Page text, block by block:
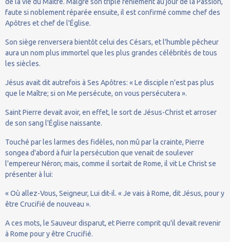
faute si noblement réparée ensuite, il est confirmé comme chef des
Apôtres et chef de l'Église.
Son siège renversera bientôt celui des Césars, et l'humble pêcheur
aura un nom plus immortel que les plus grandes célébrités de tous
les siècles.
Jésus avait dit autrefois à Ses Apôtres: « Le disciple n'est pas plus
que le Maître; si on Me persécute, on vous persécutera ».
Saint Pierre devait avoir, en effet, le sort de Jésus-Christ et arroser
de son sang l'Église naissante.
Touché par les larmes des fidèles, non mû par la crainte, Pierre
songea d'abord à fuir la persécution que venait de soulever
l'empereur Néron; mais, comme il sortait de Rome, il vit Le Christ se
présenter à lui:
« Où allez-Vous, Seigneur, Lui dit-il. « Je vais à Rome, dit Jésus, pour y
être Crucifié de nouveau ».
A ces mots, le Sauveur disparut, et Pierre comprit qu'il devait revenir
à Rome pour y être Crucifié.